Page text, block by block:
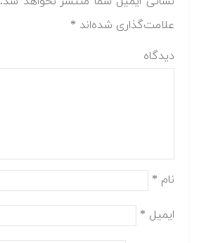
علامت‌گذاری شده‌اند *
دیدگاه
نام *
ایمیل *